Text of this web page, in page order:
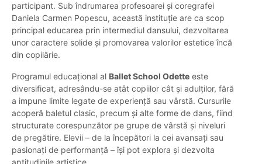
participant. Sub îndrumarea profesoarei și coregrafei
Daniela Carmen Popescu, această instituție are ca scop
principal educarea prin intermediul dansului, dezvoltarea
unor caractere solide și promovarea valorilor estetice încă
din copilărie.
Programul educațional al Ballet School Odette este
diversificat, adresându-se atât copiilor cât și adulților, fără
a impune limite legate de experiență sau vârstă. Cursurile
acoperă baletul clasic, precum și alte forme de dans, fiind
structurate corespunzător pe grupe de vârstă și niveluri
de pregătire. Elevii – de la începători la cei avansați sau
pasionați de performanță – își pot explora și dezvolta
aptitudinile artistice.